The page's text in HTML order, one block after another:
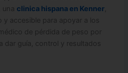
una clinica hispana en Kenner
y accesible para apoyar a los
de pérdida de peso por
dar guía, control y resultados